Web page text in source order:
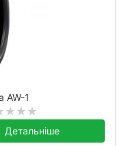
AW-1
Детальніше